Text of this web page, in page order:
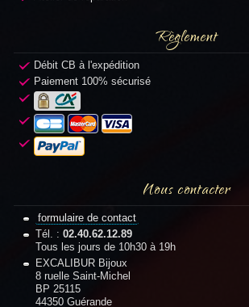
Règlement
Débit CB à l'expédition
Paiement 100% sécurisé
Nous contacter
formulaire de contact
Tél. : 02.40.62.12.89
Tous les jours de 10h30 à 19h
EXCALIBUR Bijoux
8 ruelle Saint-Michel
BP 25115
44350 Guérande